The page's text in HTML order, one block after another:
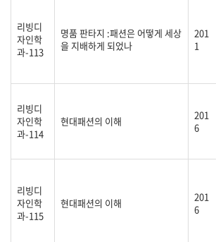
리빙디
자인학
과-113
명품 판타지 :패션은 어떻게 세상
을 지배하게 되었나
201
1
리빙디
자인학
과-114
현대패션의 이해
201
6
리빙디
자인학
과-115
현대패션의 이해
201
6